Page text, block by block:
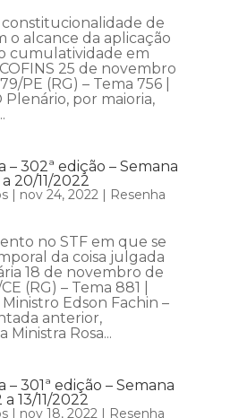
de
o alcance da aplicação
cumulatividade em
25 de novembro
PE (RG) – Tema 756 |
por maioria,
302ª edição – Semana
20/11/2022
| nov 24, 2022| Resenha
no STF em que se
da coisa julgada
18 de novembro de
(RG) – Tema 881 |
Edson Fachin –
anterior,
Rosa...
301ª edição – Semana
13/11/2022
| nov 18, 2022| Resenha